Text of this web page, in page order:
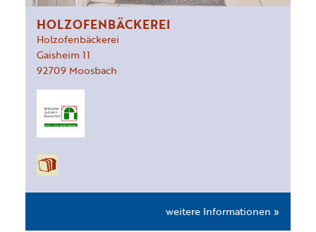
HOLZOFENBÄCKEREI
Holzofenbäckerei
Gaisheim 11
92709 Moosbach
weitere Informationen »